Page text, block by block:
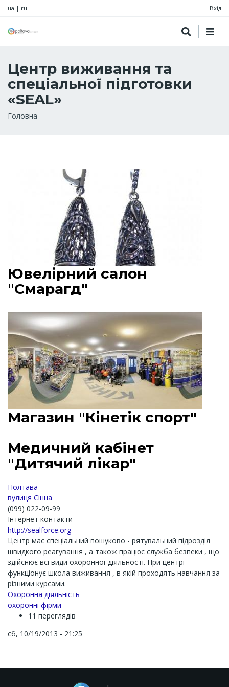
ua | ru Вхід
Центр виживання та
спеціальної підготовки
«SEAL»
Рядок
Головна
Ювелірний салон
"Смарагд"
Магазин "Кінетік спорт"
Медичний кабінет
"Дитячий лікар"
Полтава
вулиця Сінна
(099) 022-09-99
Інтернет контакти
http://sealforce.org
Центр має спеціальний пошуково - рятувальний підрозділ
швидкого реагування , а також працює служба безпеки , що
здійснює всі види охоронної діяльності. При центрі
функціонує школа виживання , в якій проходять навчання за
різними курсами.
Охоронна діяльність
охоронні фірми
11 переглядів
сб, 10/19/2013 - 21:25